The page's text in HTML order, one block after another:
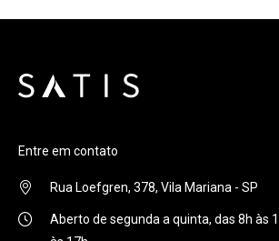
Entre em contato
Rua Loefgren, 378, Vila Mariana - SP
Aberto de segunda a quinta, das 8h às